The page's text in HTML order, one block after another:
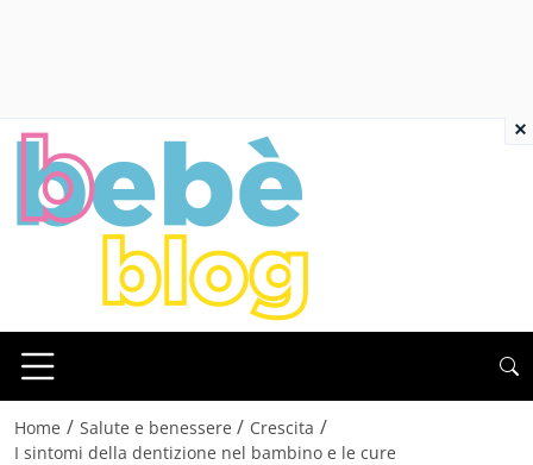
Home / Salute e benessere / Crescita /
I sintomi della dentizione nel bambino e le cure
×